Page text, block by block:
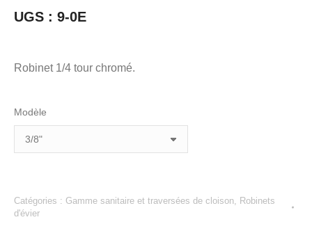
UGS : 9-0E
Robinet 1/4 tour chromé.
Modèle
Catégories : Gamme sanitaire et traversées de cloison, Robinets
d'évier